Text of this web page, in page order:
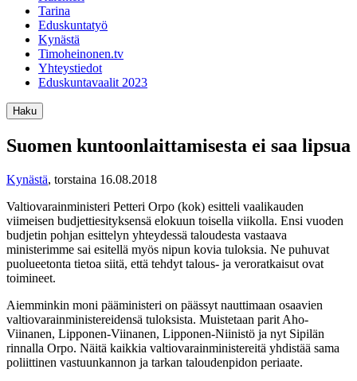
Tarina
Eduskuntatyö
Kynästä
Timoheinonen.tv
Yhteystiedot
Eduskuntavaalit 2023
Haku
Suomen kuntoonlaittamisesta ei saa lipsua
Kynästä, torstaina 16.08.2018
Valtiovarainministeri Petteri Orpo (kok) esitteli vaalikauden
viimeisen budjettiesityksensä elokuun toisella viikolla. Ensi vuoden
budjetin pohjan esittelyn yhteydessä taloudesta vastaava
ministerimme sai esitellä myös nipun kovia tuloksia. Ne puhuvat
puolueetonta tietoa siitä, että tehdyt talous- ja veroratkaisut ovat
toimineet.
Aiemminkin moni pääministeri on päässyt nauttimaan osaavien
valtiovarainministereidensä tuloksista. Muistetaan parit Aho-
Viinanen, Lipponen-Viinanen, Lipponen-Niinistö ja nyt Sipilän
rinnalla Orpo. Näitä kaikkia valtiovarainministereitä yhdistää sama
poliittinen vastuunkannon ja tarkan taloudenpidon periaate.